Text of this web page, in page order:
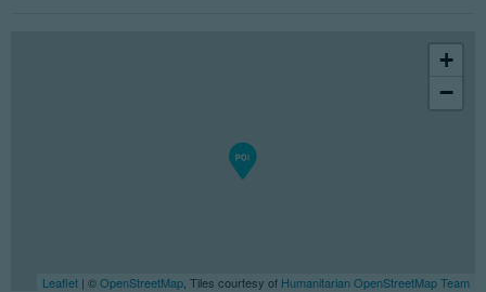
+
−
Leaflet | ©OpenStreetMap , Tiles courtesy of Humanitarian OpenStreetMap Team